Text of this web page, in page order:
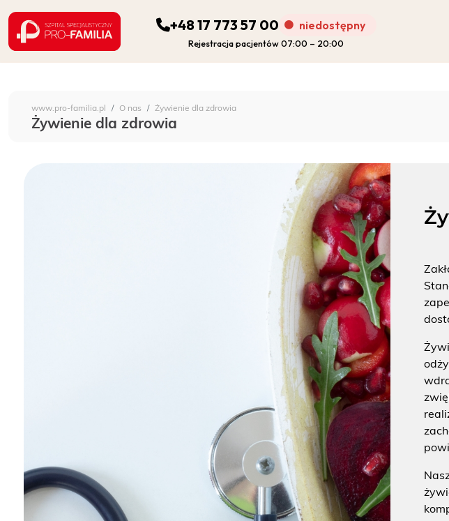
Szpital Specjalistyczny Pro-Familia
+48 17 773 57 00 niedostępny
Rejestracja pacjentów 07:00 – 20:00
PORADNIE
SZUKAJ
www.pro-familia.pl O nas Żywienie dla zdrowia
Żywienie dla zdrowia